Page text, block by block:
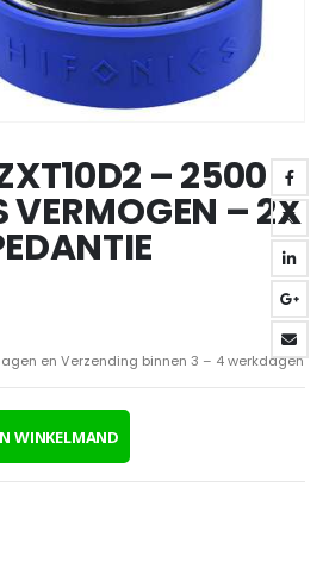
– 2500
VERMOGEN – 2X
en Verzending binnen 3 – 4 werkdagen
WINKELMAND